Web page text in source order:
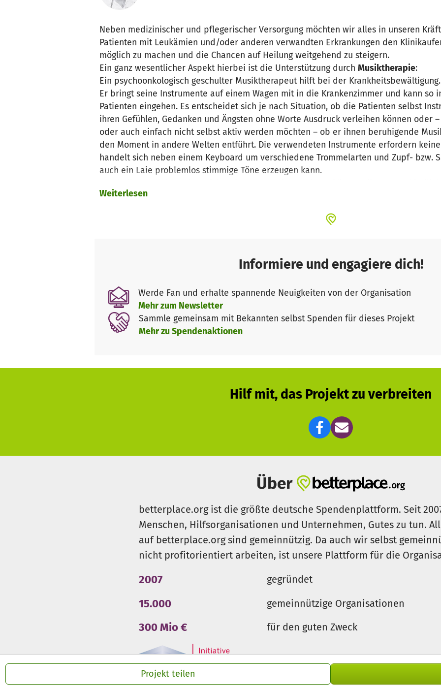
Projekt teilen
Neben medizinischer und pflegerischer Versorgung möchten wir alles in unseren
Patienten mit Leukämien und/oder anderen verwandten Erkrankungen den
möglich zu machen und die Chancen auf Heilung weitgehend zu steigern.
Ein ganz wesentlicher Aspekt hierbei ist die Unterstützung durch Musiktherapie:
Ein psychoonkologisch geschulter Musiktherapeut hilft bei der Krankheitsbewältigung.
Er bringt seine Instrumente auf einem Wagen mit in die Krankenzimmer und kann
Patienten eingehen. Es entscheidet sich je nach Situation, ob die Patienten selbst
ihren Gefühlen, Gedanken und Ängsten ohne Worte Ausdruck verleihen können oder
oder auch einfach nicht selbst aktiv werden möchten – ob er ihnen beruhigende
den Moment in andere Welten entführt. Die verwendeten Instrumente erfordern
handelt sich neben einem Keyboard um verschiedene Trommelarten und Zupf- bzw.
auch ein Laie problemlos stimmige Töne erzeugen kann.
Wut und Traurigkeit, aber auch Freude erlebt und zum Ausdruck gebracht werden.
Ein Patient kann so auf anderen Wegen seine Gedanken und Gefühle zum Ausdruck
Weiterlesen
Informiere und engagiere dich!
Werde Fan und erhalte spannende Neuigkeiten von der Organisation
Mehr zum Newsletter
Sammle gemeinsam mit Bekannten selbst Spenden für dieses Projekt
Mehr zu Spendenaktionen
Hilf mit, das Projekt zu verbreiten
Über
betterplace.org ist die größte deutsche Spendenplattform. Seit
Menschen, Hilfsorganisationen und Unternehmen, Gutes zu tun.
auf betterplace.org sind gemeinnützig. Da auch wir selbst
nicht profitorientiert arbeiten, ist unsere Plattform für die
2007 gegründet
15.000 gemeinnützige Organisationen
300 Mio € für den guten Zweck